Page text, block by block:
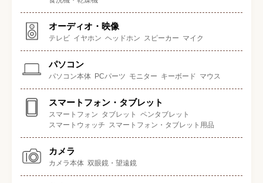
オーディオ・映像
テレビ イヤホン ヘッドホン スピーカー マイク
パソコン
パソコン本体 PCパーツ モニター キーボード マウス
スマートフォン・タブレット
スマートフォン タブレット
ペンタブレット
スマートウォッチ スマートフォン・タブレット用品
カメラ
カメラ本体 双眼鏡・望遠鏡